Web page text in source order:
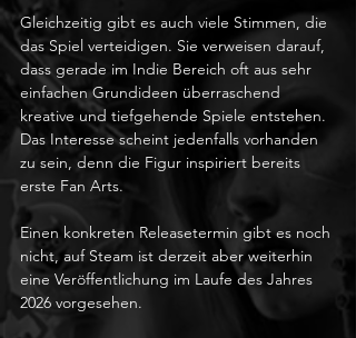
Gleichzeitig gibt es auch viele Stimmen, die
das Spiel verteidigen. Sie verweisen darauf,
dass gerade im Indie Bereich oft aus sehr
einfachen Grundideen überraschend
kreative und tiefgehende Spiele entstehen.
Das Interesse scheint jedenfalls vorhanden
zu sein, denn die Figur inspiriert bereits
erste Fan Arts.
Einen konkreten Releasetermin gibt es noch
nicht, auf Steam ist derzeit aber weiterhin
eine Veröffentlichung im Laufe des Jahres
2026 vorgesehen.